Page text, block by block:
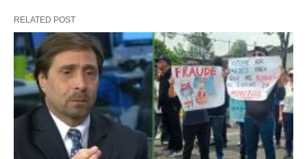
RELATED POST